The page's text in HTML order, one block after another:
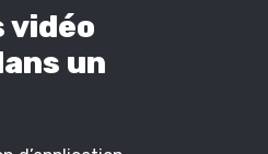
vidéo
un